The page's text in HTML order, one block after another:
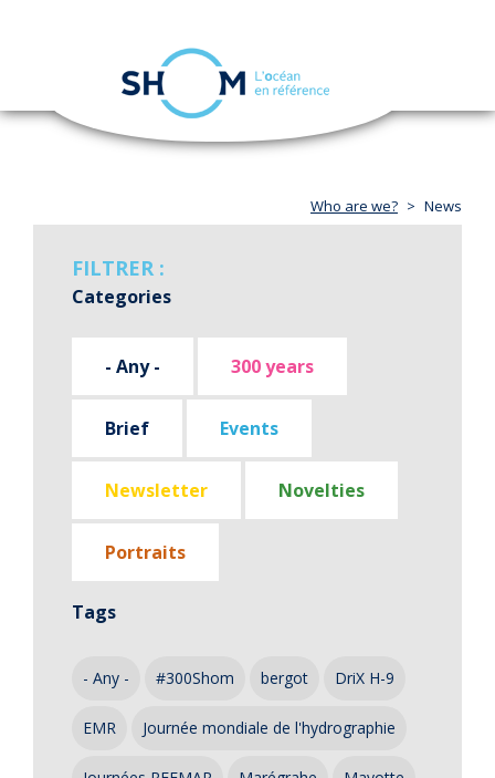
Skip
navigation
Who are we? News
FILTRER :
Categories
- Any - 300 years
Brief Events
Newsletter Novelties
Portraits
Tags
- Any - #300Shom bergot DriX H-9
EMR Journée mondiale de l'hydrographie